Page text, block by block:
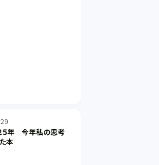
）
５年 今年私の思考
本